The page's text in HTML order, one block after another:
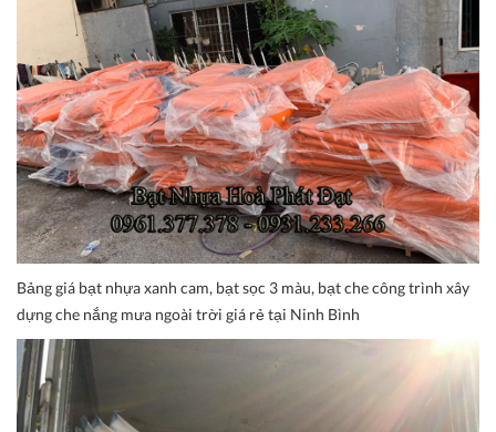
Bảng giá bạt nhựa xanh cam, bạt sọc 3 màu, bạt che công trình xây
dựng che nắng mưa ngoài trời giá rẻ tại Ninh Bình